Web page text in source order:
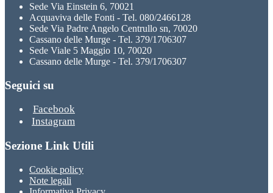
Sede Via Einstein 6, 70021
Acquaviva delle Fonti - Tel. 080/2466128
Sede Via Padre Angelo Centrullo sn, 70020
Cassano delle Murge - Tel. 379/1706307
Sede Viale 5 Maggio 10, 70020
Cassano delle Murge - Tel. 379/1706307
Seguici su
Facebook
Instagram
Sezione Link Utili
Cookie policy
Note legali